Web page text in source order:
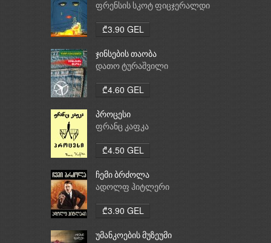
ფრენსის სკოტ ფიცჯერალდი
₾3.90 GEL
ჯინსების თაობა
დათო ტურაშვილი
₾4.60 GEL
პროცესი
ფრანც კაფკა
₾4.50 GEL
ჩემი ბრძოლა
ადოლფ ჰიტლერი
₾3.90 GEL
უმანკოების მუზეუმი